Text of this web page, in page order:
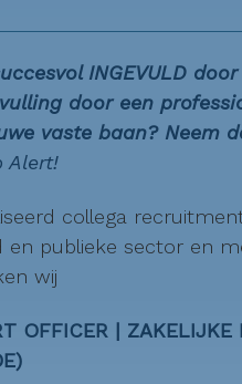
INGEVULD
door een
vaste baan? Neem
Alert!
collega
en publieke sector en
wij
OFFICER | ZAKELIJKE